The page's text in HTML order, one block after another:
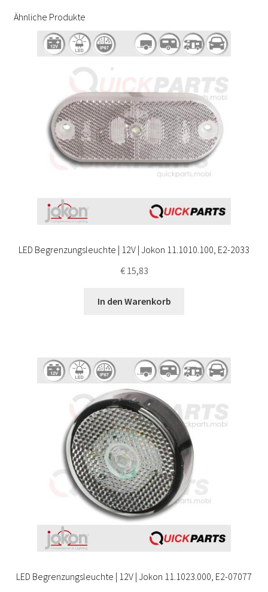
Ähnliche Produkte
LED Begrenzungsleuchte | 12V | Jokon 11.1010.100, E2-2033
€15,83
In den Warenkorb
LED Begrenzungsleuchte | 12V | Jokon 11.1023.000, E2-07077